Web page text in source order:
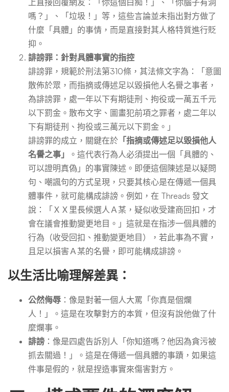
嗎？」、「垃圾！」等，這些言論並未指出對方做了
什麼「具體」的事情，而是直接對其人格特質進行貶
抑。
誹謗罪：針對具體事實的指控
誹謗罪，規範於刑法第310條，其法條文字為：「意圖
散佈於眾，而指摘或傳述足以毀損他人名譽之事者，
為誹謗罪，處一年以下有期徒刑、拘役或一萬五千元
以下罰金。散布文字、圖畫犯前項之罪者，處二年以
下有期徒刑、拘役或三萬元以下罰金。」
誹謗罪的成立，關鍵在於 「指摘或傳述足以毀損他人
名譽之事」
。這代表行為人必須提出一個「具體的、
可以證明真偽」的事實陳述。即便這個陳述是以疑問
句、嘲諷句的方式呈現，只要其核心是在傳遞一個具
體事件，就可能構成誹謗。例如，在 Threads 發文
說：「ＸＸ里長候選人Ａ某，疑似收受建商回扣，才
會在議會推動變更地目。」這就是在指涉一個具體的
行為（收受回扣、推動變更地目），若此事為不實，
且足以損害Ａ某的名譽，即可能構成誹謗。
以生活比喻理解差異：
公然侮辱 ：像是對著一個人大罵「你真是個爛
人！」。這是在攻擊對方的本質，但沒有說他做了什
麼爛事。
誹謗 ：像是四處告訴別人「你知道嗎？他因為貪污被
抓去關過！」。這是在傳遞一個具體的事蹟，如果這
件事是假的，就是捏造事實來傷害對方。